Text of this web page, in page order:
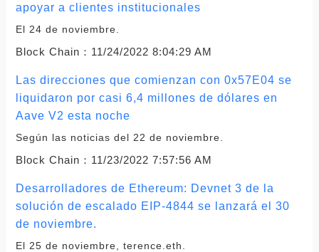
apoyar a clientes institucionales
El 24 de noviembre.
Block Chain： 11/24/2022 8:04:29 AM
Las direcciones que comienzan con 0x57E04 se
liquidaron por casi 6,4 millones de dólares en
Aave V2 esta noche
Según las noticias del 22 de noviembre.
Block Chain： 11/23/2022 7:57:56 AM
Desarrolladores de Ethereum: Devnet 3 de la
solución de escalado EIP-4844 se lanzará el 30
de noviembre.
El 25 de noviembre, terence.eth.